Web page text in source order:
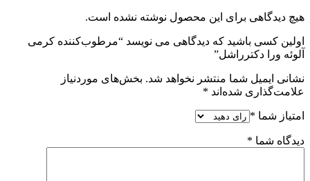
هیچ دیدگاهی برای این محصول نوشته نشده است.
اولین کسی باشید که دیدگاهی می نویسد “مرطوب‌کننده کرمی
آلوئه ورا دکترراشل”
نشانی ایمیل شما منتشر نخواهد شد. بخش‌های موردنیاز
علامت‌گذاری شده‌اند *
امتیاز شما *
دیدگاه شما *